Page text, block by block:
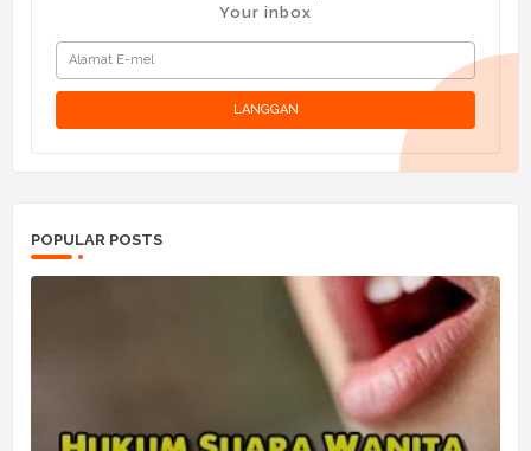
Your inbox
POPULAR POSTS